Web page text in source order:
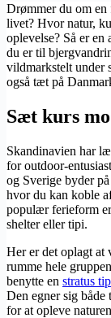
Drømmer du om en
livet? Hvor natur,
oplevelse? Så er
du er til
vildmarkstelt under
også tæt på
Sæt kurs
Skandinavien har
for outdoor-
og Sverige byder
hvor du kan koble
populær ferieform
shelter eller tipi.
Her er det oplagt at
rumme hele
benytte en stratus
Den egner sig både
for at opleve